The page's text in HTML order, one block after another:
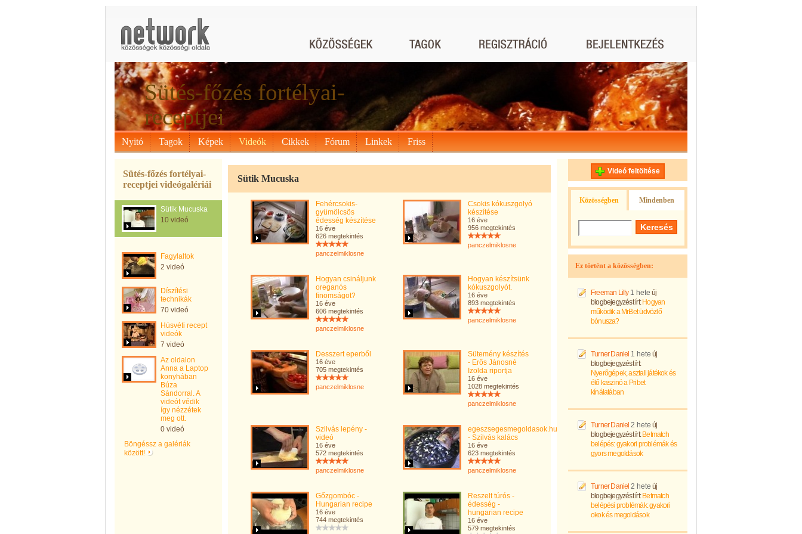
Sütés-főzés fortélyai-
receptjei
Nyitó Tagok Képek Videók Cikkek Fórum Linkek Friss
Sütés-főzés fortélyai-
receptjei videógalériái
Sütik Mucuska
10 videó
Fagylaltok
2 videó
Díszítési
technikák
70 videó
Húsvéti recept
videók
7 videó
Az oldalon
Anna a Laptop
konyhában
Búza
Sándorral. A
videót védik
így nézzétek
meg ott.
0 videó
Böngéssz a galériák
között!
Sütik Mucuska
Fehércsokis-
gyümölcsös
édesség készítése
16 éve
626 megtekintés
panczelmiklosne
Csokis kókuszgolyó
készítése
16 éve
956 megtekintés
panczelmiklosne
Hogyan csináljunk
oreganós
finomságot?
16 éve
606 megtekintés
panczelmiklosne
Hogyan készítsünk
kókuszgolyót.
16 éve
893 megtekintés
panczelmiklosne
Desszert eperből
16 éve
705 megtekintés
panczelmiklosne
Sütemény készítés
- Erős Jánosné
Izolda riportja
16 éve
1028 megtekintés
panczelmiklosne
Szilvás lepény -
videó
16 éve
572 megtekintés
panczelmiklosne
egeszsegesmegoldasok.hu
- Szilvás kalács
16 éve
623 megtekintés
panczelmiklosne
Gőzgombóc -
Hungarian recipe
16 éve
744 megtekintés
Reszelt túrós -
édesség -
hungarian recipe
16 éve
579 megtekintés
Videó feltöltése
Közösségben Mindenben
Ez történt a közösségben:
Freeman Lilly 1 hete új
blogbejegyzést írt: Hogyan
működik a MrBet üdvözlő
bónusza?
Turner Daniel 1 hete új
blogbejegyzést írt:
Nyerőgépek, asztali játékok és
élő kaszinó a Pribet
kínálatában
Turner Daniel 2 hete új
blogbejegyzést írt: Betmatch
belépés: gyakori problémák és
gyors megoldások
Turner Daniel 2 hete új
blogbejegyzést írt: Betmatch
belépési problémák: gyakori
okok és megoldások